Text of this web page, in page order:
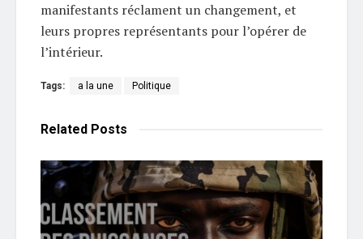
manifestants réclament un changement, et
leurs propres représentants pour l’opérer de
l’intérieur.
Tags: a la une Politique
Related Posts